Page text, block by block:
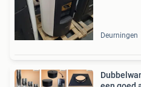
Deurningen